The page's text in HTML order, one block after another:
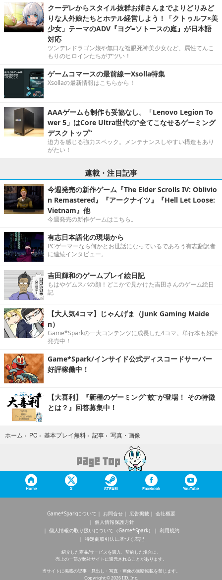
クーデレからスタイル抜群お姉さんまでよりどりみど
りな人外娘たちとホテル経営しよう！「クトゥルフ×美
少女」テーマのADV『ヨグ=ソトースの庭』が日本語
対応
ツンデレドラゴン娘や無口な複眼死神美少女など、属性てんこ
もりのヒロインたちがアツい！
ゲームコマースの最前線ーXsolla特集
Xsollaの最新情報はこちらから！
AAAゲームも制作も妥協なし。「Lenovo Legion To
wer 5」はCore Ultra世代の“全てこなせるゲーミング
デスクトップ”
迫力を感じる強力スペック。メンテナンスしやすい構造もあり
がたい！
連載・注目記事
今週発売の新作ゲーム『The Elder Scrolls IV: Oblivio
n Remastered』『アークナイツ』『Hell Let Loose:
Vietnam』他
今週発売の新作ゲームはこちら。
有志日本語化の現場から
PCゲーマーなら何かとお世話になっているであろう有志翻訳者
に連続インタビュー。
吉田輝和のゲームプレイ絵日記
もはやゲムスパの顔！どこかで見かけた吉田さんのゲーム絵日
記
【大人気4コマ】じゃんげま（Junk Gaming Maide
n）
Game*Sparkの一大コンテンツに成長した4コマ。単行本も好評
発売中！
Game*Spark/インサイド公式ディスコードサーバー
好評稼働中！
【大喜利】『新種のゲーミング“蚊”が登場！ その特徴
とは？』回答募集中！
ホーム › PC › 基本プレイ無料 › 記事 › 写真・画像
Home X STEAM Facebook YouTube
Game*Sparkについて お問合せ 広告掲載
会社概要
個人情報保護方針
個人情報の取り扱いについて（Game*Spark）
利用規約
特定商取引法に基づく表記
紹介した商品/サービスを購入、契約した場合に、
売上の一部が弊社サイトに還元されることがあります。
当サイトに掲載の記事・見出し・写真・画像の無断転載を禁じます。
Copyright © 2026 IID, Inc.